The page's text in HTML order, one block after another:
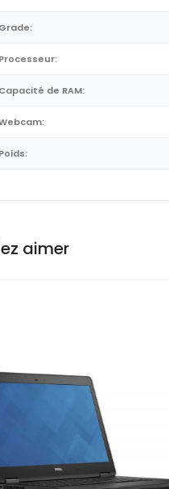
Grade:
Processeur:
Capacité de RAM:
Poids:
aimer